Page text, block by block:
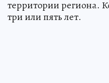
территории региона.
три или пять лет.